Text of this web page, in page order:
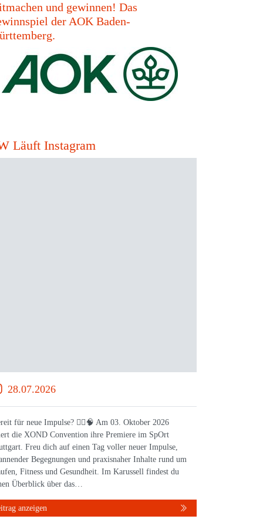
und gewinnen! Das
der AOK Baden-
Läuft Instagram
28.07.2026
für neue Impulse? 🏃‍♀️🧠 Am 03. Oktober 2026
die XOND Convention ihre Premiere im SpOrt
Freu dich auf einen Tag voller neuer Impulse,
Begegnungen und praxisnaher Inhalte rund um
Fitness und Gesundheit. Im Karussell findest du
Überblick über das…
anzeigen